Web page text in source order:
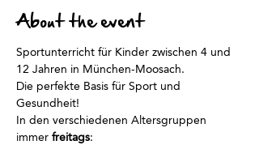
About the event
Sportunterricht für Kinder zwischen 4 und
12 Jahren in München-Moosach.
Die perfekte Basis für Sport und
Gesundheit!
In den verschiedenen Altersgruppen
immer freitags: